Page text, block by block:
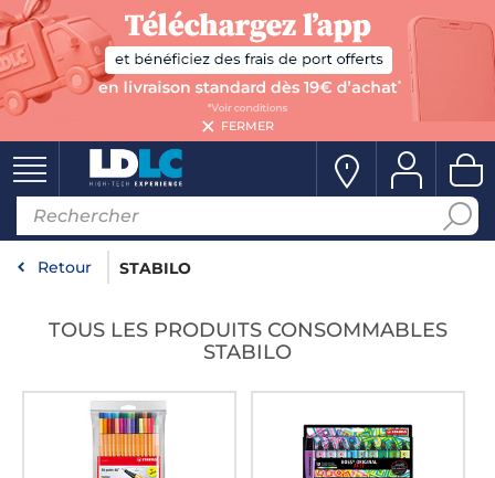
FERMER
Retour STABILO
TOUS LES PRODUITS CONSOMMABLES
STABILO